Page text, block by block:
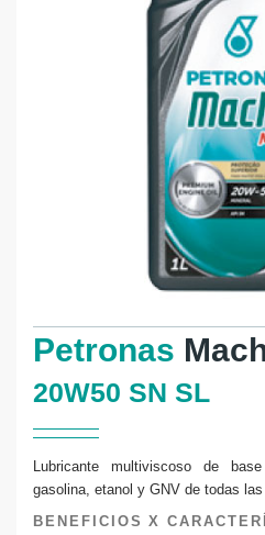
Petronas
20W50 SN SL
Lubricante multiviscoso de
gasolina, etanol y GNV de todas
BENEFICIOS X